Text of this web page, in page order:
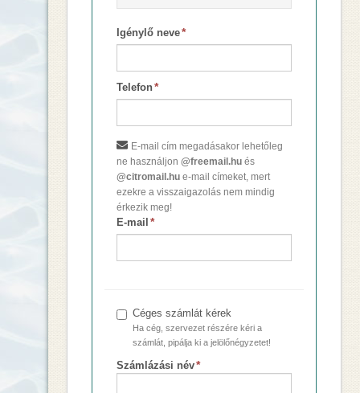
Igénylő neve*
Telefon*
E-mail cím megadásakor lehetőleg
ne használjon@freemail.hu és
@citromail.hu e-mail címeket, mert
ezekre a visszaigazolás nem mindig
érkezik meg!
E-mail *
Céges számlát kérek
Ha cég, szervezet részére kéri a
számlát, pipálja ki a jelölőnégyzetet!
Számlázási név*